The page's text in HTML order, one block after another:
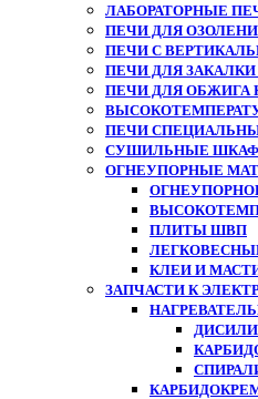
ЛАБОРАТОРНЫЕ
ПЕЧИ ДЛЯ
ПЕЧИ С
ПЕЧИ ДЛЯ
ПЕЧИ ДЛЯ ОБЖИГА
ПЕЧИ
СУШИЛЬНЫЕ
ОГНЕУПОРНЫЕ
ПЛИТЫ ШВП
КЛЕИ И
ЗАПЧАСТИ К